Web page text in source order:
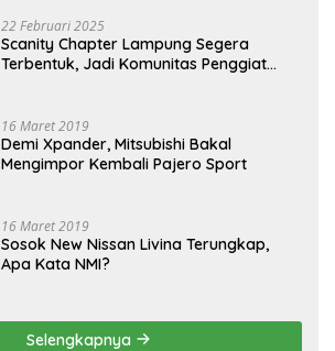
22 Februari 2025
Scanity Chapter Lampung Segera
Terbentuk, Jadi Komunitas Penggiat
16 Maret 2019
Demi Xpander, Mitsubishi Bakal
Mengimpor Kembali Pajero Sport
16 Maret 2019
Sosok New Nissan Livina Terungkap,
Apa Kata NMI?
Selengkapnya